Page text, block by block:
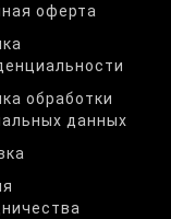
оферта
обработки
данных